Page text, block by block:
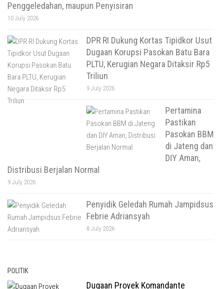
Penggeledahan, maupun Penyisiran
10 July 2026
DPR RI Dukung Kortas Tipidkor Usut
Dugaan Korupsi Pasokan Batu Bara
PLTU, Kerugian Negara Ditaksir Rp5
Triliun
9 July 2026
Pertamina
Pastikan
Pasokan BBM
di Jateng dan
DIY Aman,
Distribusi Berjalan Normal
9 July 2026
Penyidik Geledah Rumah Jampidsus
Febrie Adriansyah
8 July 2026
POLITIK
Dugaan Proyek Komandante